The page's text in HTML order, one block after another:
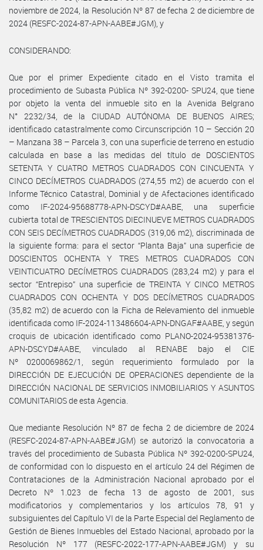
noviembre de 2024, la Resolución Nº 87 de fecha 2 de diciembre de
2024 (RESFC-2024-87-APN-AABE#JGM), y
CONSIDERANDO:
Que por el primer Expediente citado en el Visto tramita el
procedimiento de Subasta Pública Nº 392-0200- SPU24, que tiene
por objeto la venta del inmueble sito en la Avenida Belgrano
N° 2232/34, de la CIUDAD AUTÓNOMA DE BUENOS AIRES;
identificado catastralmente como Circunscripción 10 – Sección 20
– Manzana 38 – Parcela 3, con una superficie de terreno en estudio
calculada en base a las medidas del título de DOSCIENTOS
SETENTA Y CUATRO METROS CUADRADOS CON CINCUENTA Y
CINCO DECÍMETROS CUADRADOS (274,55 m2) de acuerdo con el
Informe Técnico Catastral, Dominial y de Afectaciones identificado
como IF-2024-95688778-APN-DSCYD#AABE, una superficie
cubierta total de TRESCIENTOS DIECINUEVE METROS CUADRADOS
CON SEIS DECÍMETROS CUADRADOS (319,06 m2), discriminada de
la siguiente forma: para el sector “Planta Baja” una superficie de
DOSCIENTOS OCHENTA Y TRES METROS CUADRADOS CON
VEINTICUATRO DECÍMETROS CUADRADOS (283,24 m2) y para el
sector “Entrepiso” una superficie de TREINTA Y CINCO METROS
CUADRADOS CON OCHENTA Y DOS DECÍMETROS CUADRADOS
(35,82 m2) de acuerdo con la Ficha de Relevamiento del inmueble
identificada como IF-2024-113486604-APN-DNGAF#AABE, y según
croquis de ubicación identificado como PLANO-2024-95381376-
APN-DSCYD#AABE, vinculado al RENABE bajo el CIE
Nº 0200069862/1, según requerimiento formulado por la
DIRECCIÓN DE EJECUCIÓN DE OPERACIONES dependiente de la
DIRECCIÓN NACIONAL DE SERVICIOS INMOBILIARIOS Y ASUNTOS
COMUNITARIOS de esta Agencia.
Que mediante Resolución Nº 87 de fecha 2 de diciembre de 2024
(RESFC-2024-87-APN-AABE#JGM) se autorizó la convocatoria a
través del procedimiento de Subasta Pública Nº 392-0200-SPU24,
de conformidad con lo dispuesto en el artículo 24 del Régimen de
Contrataciones de la Administración Nacional aprobado por el
Decreto Nº 1.023 de fecha 13 de agosto de 2001, sus
modificatorios y complementarios y los artículos 78, 91 y
subsiguientes del Capítulo VI de la Parte Especial del Reglamento de
Gestión de Bienes Inmuebles del Estado Nacional, aprobado por la
Resolución Nº 177 (RESFC-2022-177-APN-AABE#JGM) y su